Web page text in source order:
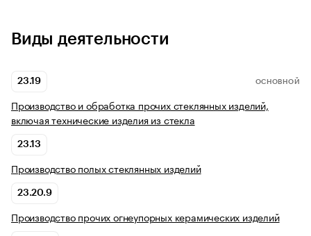
Виды деятельности
23.19 ОСНОВНОЙ
Производство и обработка прочих стеклянных изделий,
включая технические изделия из стекла
23.13
Производство полых стеклянных изделий
23.20.9
Производство прочих огнеупорных керамических изделий